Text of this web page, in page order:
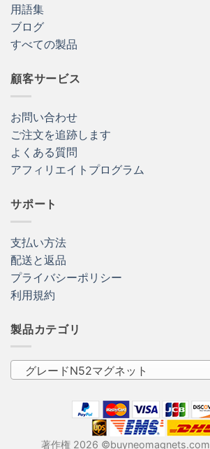
用語集
ブログ
すべての製品
顧客サービス
お問い合わせ
ご注文を追跡します
よくある質問
アフィリエイトプログラム
サポート
支払い方法
配送と返品
プライバシーポリシー
利用規約
製品カテゴリ
グレードN52マグネット
著作権 2026 ©buyneomagnets.com